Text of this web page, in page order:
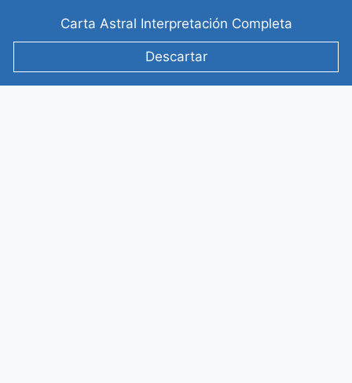
Carta Astral Interpretación Completa
Descartar